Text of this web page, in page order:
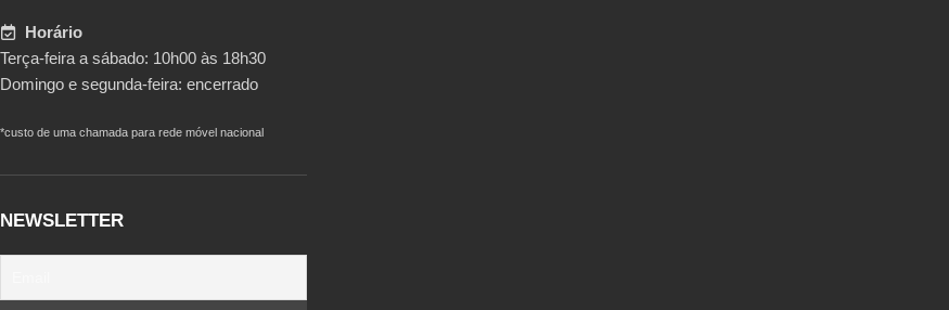
Horário
Terça-feira a sábado: 10h00 às 18h30
Domingo e segunda-feira: encerrado
*custo de uma chamada para rede móvel nacional
NEWSLETTER